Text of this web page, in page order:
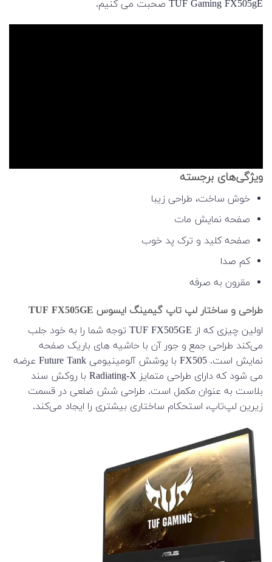
TUF Gaming FX505gE صحبت می کنیم.
ویژگی‌های برجسته
خوش ساخت، طراحی زیبا
صفحه نمایش مات
صفحه کلید و ترک پد خوب
کم صدا
مقرون به صرفه
طراحی و ساختار لپ تاپ گیمینگ ایسوس TUF FX505GE
اولین چیزی که از TUF FX505GE توجه شما را به خود جلب
می‌کند طراحی جمع و جور آن با حاشیه های باریک صفحه
نمایش است. FX505 با پوشش آلومینیومی Future Tank عرضه
می شود که دارای طراحی متمایز Radiating-X با روکش سند
بلاست به عنوان مکمل است. طراحی شش ضلعی در قسمت
زیرین لپ‌تاپ، استحکام ساختاری بیشتری را ایجاد می‌کند.